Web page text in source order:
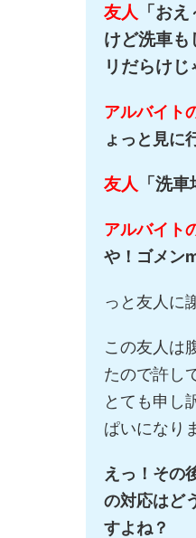
友人
「お
けど洗車も
リだらけじ
アルバイト
ょっと見に
友人 「洗
アルバイト
や！ゴメン
っと友人に
この友人は
たので許し
とても申し
ぱいになり
えっ！その
の対応はど
すよね？